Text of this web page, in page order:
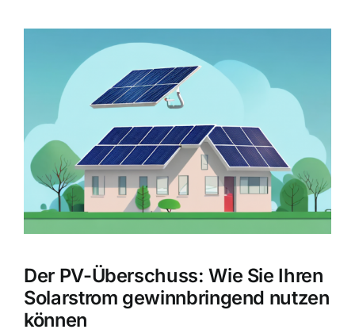
Der PV-Überschuss: Wie Sie Ihren
Solarstrom gewinnbringend nutzen
können